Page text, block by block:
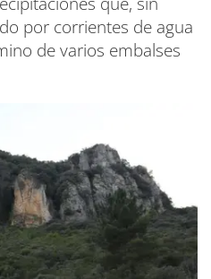
por corrientes de agua
de varios embalses